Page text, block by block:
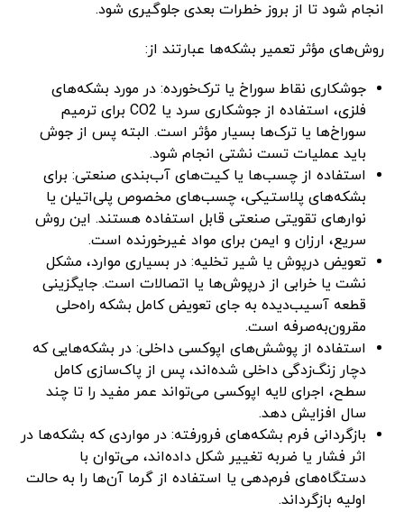
انجام شود تا از بروز خطرات بعدی جلوگیری شود.
روش‌های مؤثر تعمیر بشکه‌ها عبارتند از:
جوشکاری نقاط سوراخ یا ترک‌خورده: در مورد بشکه‌های
فلزی، استفاده از جوشکاری سرد یا CO2 برای ترمیم
سوراخ‌ها یا ترک‌ها بسیار مؤثر است. البته پس از جوش
باید عملیات تست نشتی انجام شود.
استفاده از چسب‌ها یا کیت‌های آب‌بندی صنعتی: برای
بشکه‌های پلاستیکی، چسب‌های مخصوص پلی‌اتیلن یا
نوارهای تقویتی صنعتی قابل استفاده هستند. این روش
سریع، ارزان و ایمن برای مواد غیرخورنده است.
تعویض درپوش یا شیر تخلیه: در بسیاری موارد، مشکل
نشت یا خرابی از درپوش‌ها یا اتصالات است. جایگزینی
قطعه آسیب‌دیده به جای تعویض کامل بشکه راه‌حلی
مقرون‌به‌صرفه است.
استفاده از پوشش‌های اپوکسی داخلی: در بشکه‌هایی که
دچار زنگ‌زدگی داخلی شده‌اند، پس از پاک‌سازی کامل
سطح، اجرای لایه اپوکسی می‌تواند عمر مفید را تا چند
سال افزایش دهد.
بازگردانی فرم بشکه‌های فرورفته: در مواردی که بشکه‌ها در
اثر فشار یا ضربه تغییر شکل داده‌اند، می‌توان با
دستگاه‌های فرم‌دهی یا استفاده از گرما آن‌ها را به حالت
اولیه بازگرداند.